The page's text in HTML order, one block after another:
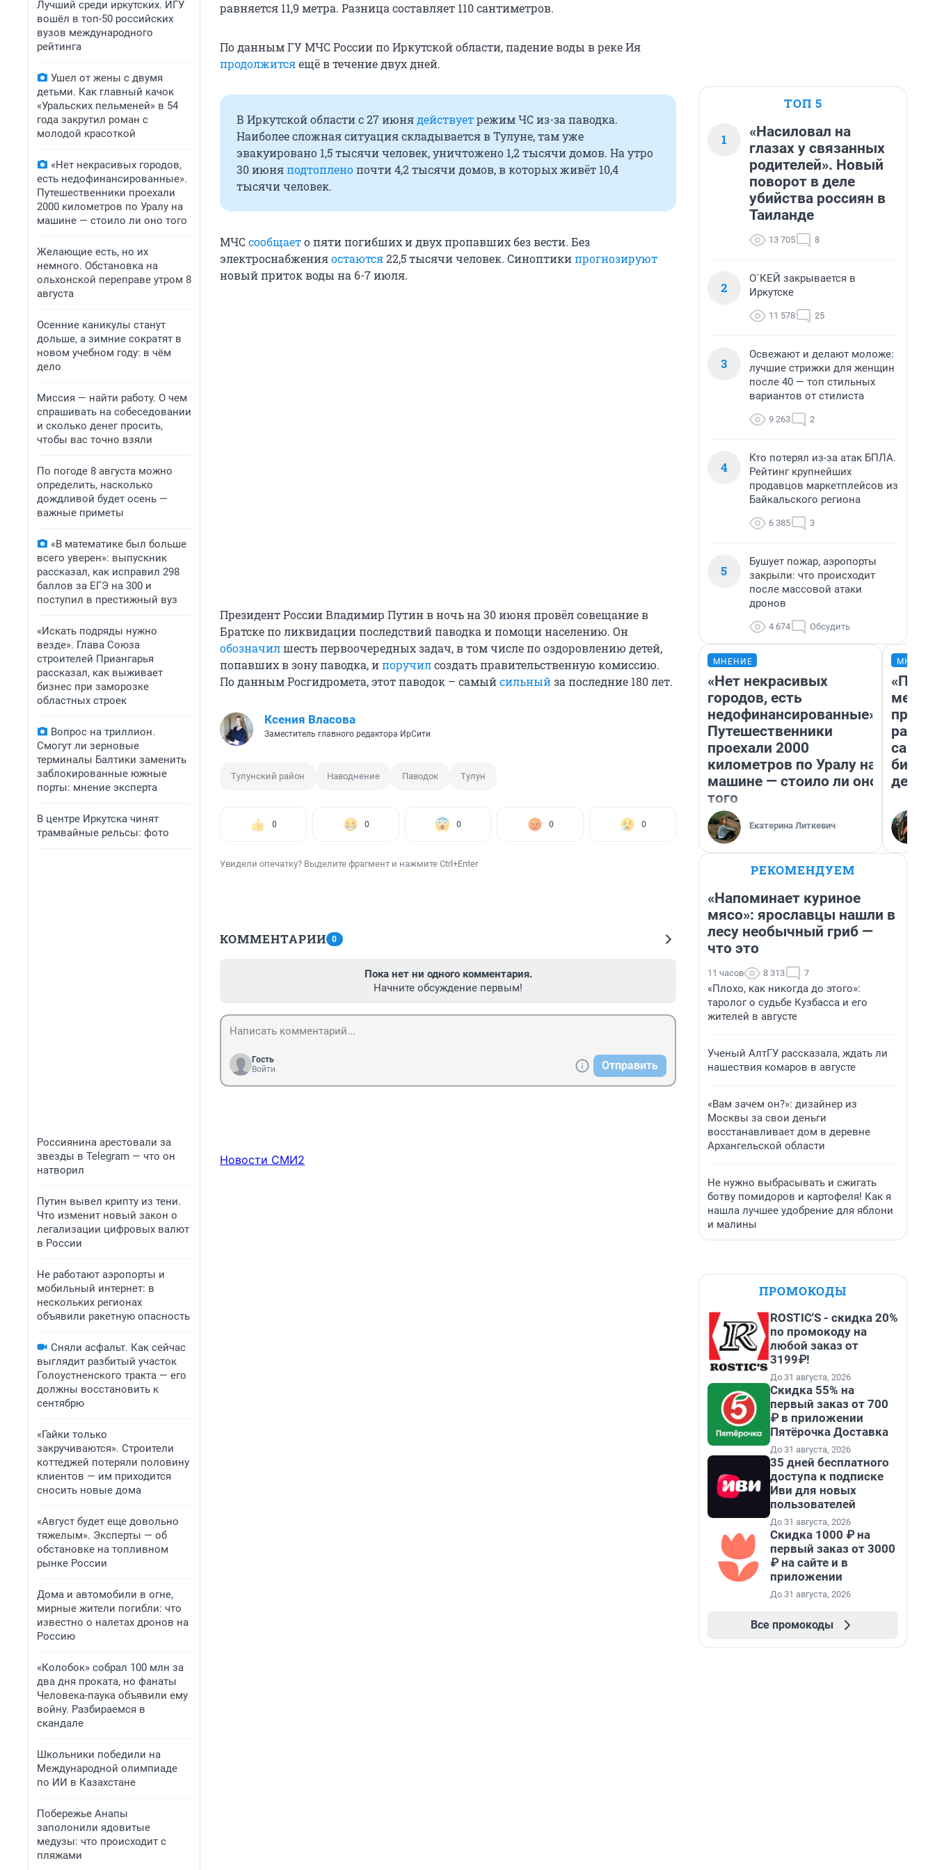
Лучший среди иркутских. ИГУ
вошёл в топ-50 российских
вузов международного
рейтинга
Ушел от жены с двумя
детьми. Как главный качок
«Уральских пельменей» в 54
года закрутил роман с
молодой красоткой
«Нет некрасивых городов,
есть недофинансированные».
Путешественники проехали
2000 километров по Уралу на
машине — стоило ли оно того
Желающие есть, но их
немного. Обстановка на
ольхонской переправе утром 8
августа
Осенние каникулы станут
дольше, а зимние сократят в
новом учебном году: в чём
дело
Миссия — найти работу. О чем
спрашивать на собеседовании
и сколько денег просить,
чтобы вас точно взяли
По погоде 8 августа можно
определить, насколько
дождливой будет осень —
важные приметы
«В математике был больше
всего уверен»: выпускник
рассказал, как исправил 298
баллов за ЕГЭ на 300 и
поступил в престижный вуз
«Искать подряды нужно
везде». Глава Союза
строителей Приангарья
рассказал, как выживает
бизнес при заморозке
областных строек
Вопрос на триллион.
Смогут ли зерновые
терминалы Балтики заменить
заблокированные южные
порты: мнение эксперта
В центре Иркутска чинят
трамвайные рельсы: фото
Россиянина арестовали за
звезды в Telegram — что он
натворил
Путин вывел крипту из тени.
Что изменит новый закон о
легализации цифровых валют
в России
Не работают аэропорты и
мобильный интернет: в
нескольких регионах
объявили ракетную опасность
Сняли асфальт. Как сейчас
выглядит разбитый участок
Голоустненского тракта — его
должны восстановить к
сентябрю
«Гайки только
закручиваются». Строители
коттеджей потеряли половину
клиентов — им приходится
сносить новые дома
«Август будет еще довольно
тяжелым». Эксперты — об
обстановке на топливном
рынке России
Дома и автомобили в огне,
мирные жители погибли: что
известно о налетах дронов на
Россию
«Колобок» собрал 100 млн за
два дня проката, но фанаты
Человека-паука объявили ему
войну. Разбираемся в
скандале
Школьники победили на
Международной олимпиаде
по ИИ в Казахстане
Побережье Анапы
заполонили ядовитые
медузы: что происходит с
пляжами
равняется 11,9 метра. Разница составляет 110 сантиметров.
По данным ГУ МЧС России по Иркутской области, падение воды в реке Ия
продолжитсяещё в течение двух дней.
В Иркутской области с 27 июнядействуетрежим ЧС из-за паводка.
Наиболее сложная ситуация складывается в Тулуне, там уже
эвакуировано 1,5 тысячи человек, уничтожено 1,2 тысячи домов. На утро
30 июняподтопленопочти 4,2 тысячи домов, в которых живёт 10,4
тысячи человек.
МЧСсообщаето пяти погибших и двух пропавших без вести. Без
электроснабженияостаются22,5 тысячи человек. Синоптикипрогнозируют
новый приток воды на 6-7 июля.
Президент России Владимир Путин в ночь на 30 июня провёл совещание в
Братске по ликвидации последствий паводка и помощи населению. Он
обозначилшесть первоочередных задач, в том числе по оздоровлению детей,
попавших в зону паводка, ипоручилсоздать правительственную комиссию.
По данным Росгидромета, этот паводок – самыйсильныйза последние 180 лет.
Ксения Власова
Заместитель главного редактора ИрСити
Тулунский район Наводнение Паводок Тулун
0 0 0 0 0
Увидели опечатку? Выделите фрагмент и нажмите Ctrl+Enter
КОММЕНТАРИИ 0
Пока нет ни одного комментария.
Начните обсуждение первым!
Гость
Войти
Отправить
Новости СМИ2
ТОП 5
1
«Насиловал на
глазах у связанных
родителей». Новый
поворот в деле
убийства россиян в
Таиланде
13 705 8
2
О`КЕЙ закрывается в
Иркутске
11 578 25
3
Освежают и делают моложе:
лучшие стрижки для женщин
после 40 — топ стильных
вариантов от стилиста
9 263 2
4
Кто потерял из-за атак БПЛА.
Рейтинг крупнейших
продавцов маркетплейсов из
Байкальского региона
6 385 3
5
Бушует пожар, аэропорты
закрыли: что происходит
после массовой атаки
дронов
4 674 Обсудить
МНЕНИЕ
«Нет некрасивых
городов, есть
недофинансированные».
Путешественники
проехали 2000
километров по Уралу на
машине — стоило ли оно
того
Екатерина Литкевич
РЕКОМЕНДУЕМ
«Напоминает куриное
мясо»: ярославцы нашли в
лесу необычный гриб —
что это
11 часов 8 313 7
«Плохо, как никогда до этого»:
таролог о судьбе Кузбасса и его
жителей в августе
Ученый АлтГУ рассказала, ждать ли
нашествия комаров в августе
«Вам зачем он?»: дизайнер из
Москвы за свои деньги
восстанавливает дом в деревне
Архангельской области
Не нужно выбрасывать и сжигать
ботву помидоров и картофеля! Как я
нашла лучшее удобрение для яблони
и малины
ПРОМОКОДЫ
ROSTIC'S - скидка 20%
по промокоду на
любой заказ от
3199₽!
До 31 августа, 2026
Скидка 55% на
первый заказ от 700
₽ в приложении
Пятёрочка Доставка
До 31 августа, 2026
35 дней бесплатного
доступа к подписке
Иви для новых
пользователей
До 31 августа, 2026
Скидка 1000 ₽ на
первый заказ от 3000
₽ на сайте и в
приложении
До 31 августа, 2026
Все промокоды